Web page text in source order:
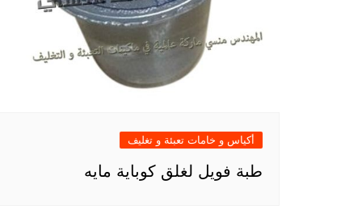
أكياس و خامات تعبئة و تغليف
طبة فويل لغلق كوباية مايه